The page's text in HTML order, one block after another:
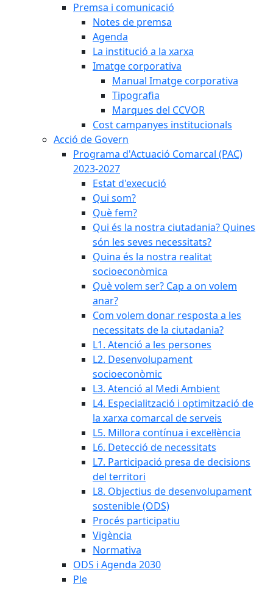
Premsa i comunicació
Notes de premsa
Agenda
La institució a la xarxa
Imatge corporativa
Manual Imatge corporativa
Tipografia
Marques del CCVOR
Cost campanyes institucionals
Acció de Govern
Programa d'Actuació Comarcal (PAC)
2023-2027
Estat d'execució
Qui som?
Què fem?
Qui és la nostra ciutadania? Quines
són les seves necessitats?
Quina és la nostra realitat
socioeconòmica
Què volem ser? Cap a on volem
anar?
Com volem donar resposta a les
necessitats de la ciutadania?
L1. Atenció a les persones
L2. Desenvolupament
socioeconòmic
L3. Atenció al Medi Ambient
L4. Especialització i optimització de
la xarxa comarcal de serveis
L5. Millora contínua i excel·lència
L6. Detecció de necessitats
L7. Participació presa de decisions
del territori
L8. Objectius de desenvolupament
sostenible (ODS)
Procés participatiu
Vigència
Normativa
ODS i Agenda 2030
Ple